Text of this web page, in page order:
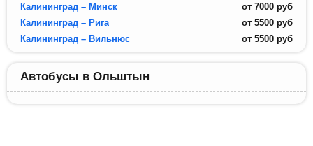
Калининград – Минск
от 7000 руб
Калининград – Рига
от 5500 руб
Калининград – Вильнюс
от 5500 руб
Автобусы в Ольштын